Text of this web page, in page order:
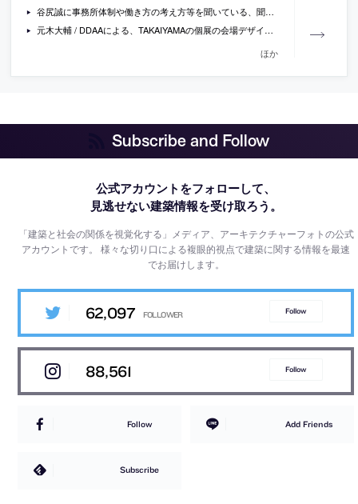
谷尻誠に事務所体制や働き方の考え方等を聞いている、聞き手の浅子佳英の実直な質問も印象的なインタビュー
元木大輔 / DDAAによる、TAKAIYAMAの個展の会場デザイン「TAKAIYAMA inc. EXHIBITION 3F/B.C.G」
ほか
Subscribe and Follow
公式アカウントをフォローして、
見逃せない建築情報を受け取ろう。
「建築と社会の関係を視覚化する」メディア、アーキテクチャーフォトの公式
アカウントです。様々な切り口による複眼的視点で建築に関する情報を最速
でお届けします。
62,097 Follow
88,561 Follow
Follow Add Friends
Subscribe